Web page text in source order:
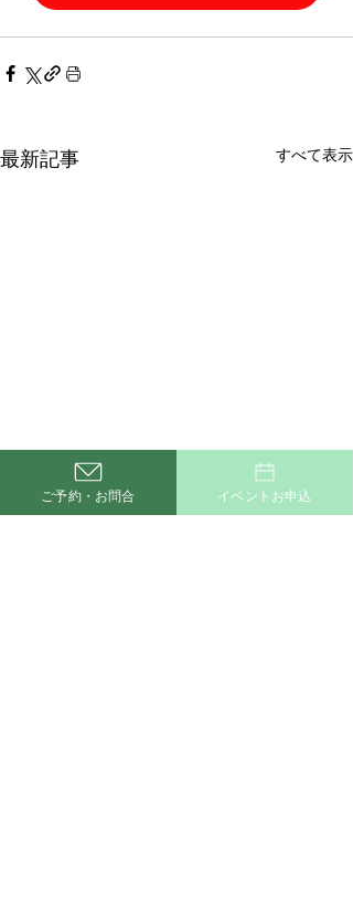
最新記事 すべて表示
ご予約・お問合 イベントお申込